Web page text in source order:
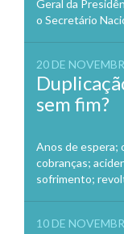
Geral da
o Secretário
20 DE
sem fim?
Anos de espera;
cobranças;
sofrimento;
10 DE